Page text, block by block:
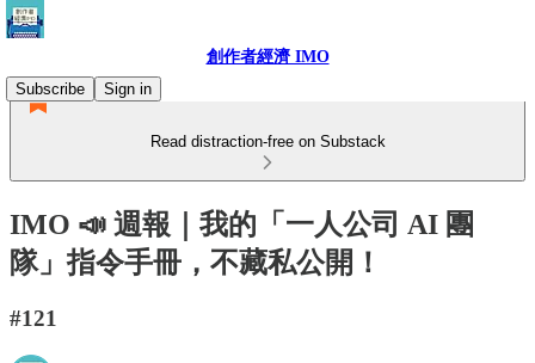
創作者經濟 IMO
Subscribe
Sign in
Read distraction-free on Substack
IMO 📣 週報｜我的「一人公司 AI 團
隊」指令手冊，不藏私公開！
#121